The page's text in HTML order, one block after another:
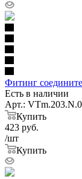
Фитинг
Есть в наличии
Арт.:
Купить
423 руб.
/шт
Купить